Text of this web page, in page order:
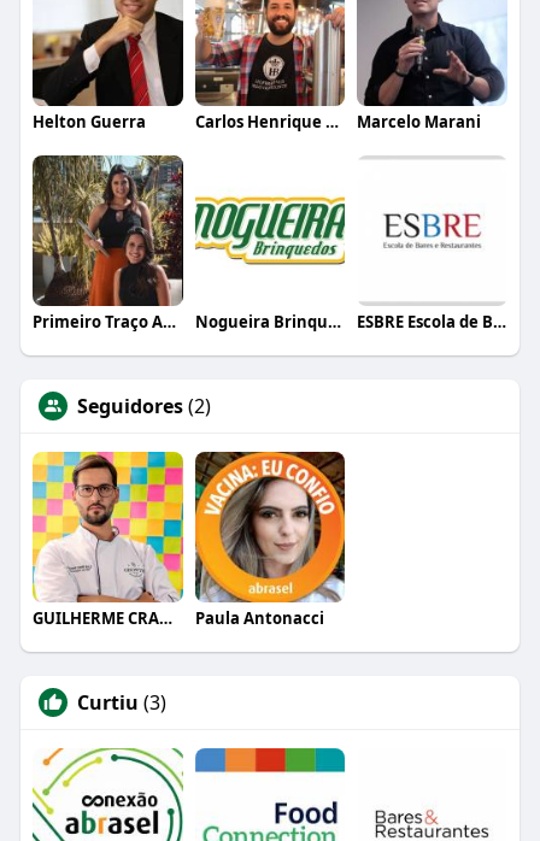
Helton Guerra Carlos Henrique de Faria Vasconcelos Marcelo Marani
Primeiro Traço Arquitetura Nogueira Brinquedos ESBRE Escola de Bares e Restaurantes
Seguidores(2)
GUILHERME CRAMER BALLE Paula Antonacci
Curtiu (3)